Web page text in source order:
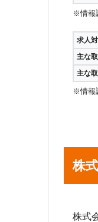
※情報
求人
主な
主な
※情報
株
株式